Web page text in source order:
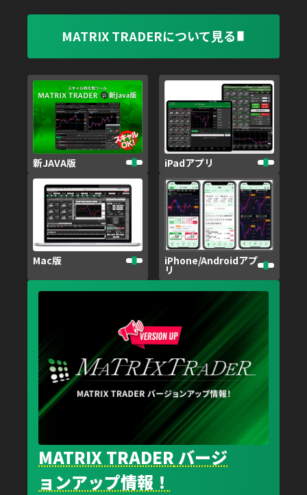
MATRIX TRADERについて見る
新JAVA版 iPadアプリ
Mac版 iPhone/Androidアプ
リ
MATRIX TRADER バージ
ョンアップ情報！